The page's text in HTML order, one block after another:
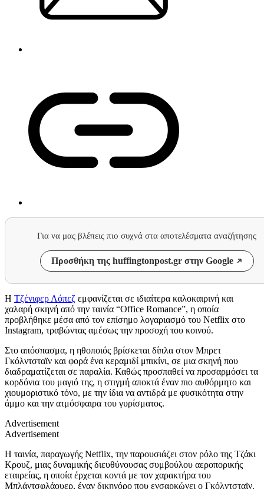
Για να μας βλέπεις πιο συχνά στα αποτελέσματα αναζήτησης
Προσθήκη της huffingtonpost.gr στην Google
Η Τζένιφερ Λόπεζ εμφανίζεται σε ιδιαίτερα καλοκαιρινή και
χαλαρή σκηνή από την ταινία “Office Romance”, η οποία
προβλήθηκε μέσα από τον επίσημο λογαριασμό του Netflix στο
Instagram, τραβώντας αμέσως την προσοχή του κοινού.
Στο απόσπασμα, η ηθοποιός βρίσκεται δίπλα στον Μπρετ
Γκόλντσταϊν και φορά ένα κεραμιδί μπικίνι, σε μια σκηνή που
διαδραματίζεται σε παραλία. Καθώς προσπαθεί να προσαρμόσει τα
κορδόνια του μαγιό της, η στιγμή αποκτά έναν πιο αυθόρμητο και
χιουμοριστικό τόνο, με την ίδια να αντιδρά με φυσικότητα στην
άμμο και την ατμόσφαιρα του γυρίσματος.
Advertisement
Advertisement
Η ταινία, παραγωγής Netflix, την παρουσιάζει στον ρόλο της Τζάκι
Κρουζ, μιας δυναμικής διευθύνουσας συμβούλου αεροπορικής
εταιρείας, η οποία έρχεται κοντά με τον χαρακτήρα του
Μπλάντσφλάουερ, έναν δικηγόρο που ενσαρκώνει ο Γκόλντσταϊν.